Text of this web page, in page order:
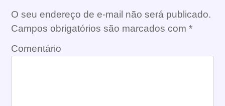
O seu endereço de e-mail não será publicado.
Campos obrigatórios são marcados com *
Comentário